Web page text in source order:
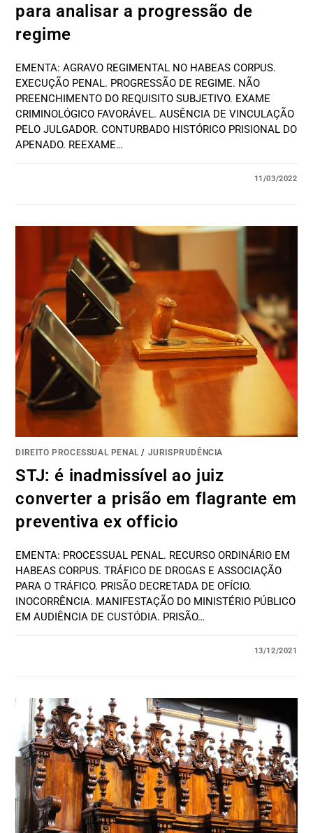
para analisar a progressão de
regime
EMENTA: AGRAVO REGIMENTAL NO HABEAS CORPUS.
EXECUÇÃO PENAL. PROGRESSÃO DE REGIME. NÃO
PREENCHIMENTO DO REQUISITO SUBJETIVO. EXAME
CRIMINOLÓGICO FAVORÁVEL. AUSÊNCIA DE VINCULAÇÃO
PELO JULGADOR. CONTURBADO HISTÓRICO PRISIONAL DO
APENADO. REEXAME…
11/03/2022
DIREITO PROCESSUAL PENAL/ JURISPRUDÊNCIA
STJ: é inadmissível ao juiz
converter a prisão em flagrante em
preventiva ex officio
EMENTA: PROCESSUAL PENAL. RECURSO ORDINÁRIO EM
HABEAS CORPUS. TRÁFICO DE DROGAS E ASSOCIAÇÃO
PARA O TRÁFICO. PRISÃO DECRETADA DE OFÍCIO.
INOCORRÊNCIA. MANIFESTAÇÃO DO MINISTÉRIO PÚBLICO
EM AUDIÊNCIA DE CUSTÓDIA. PRISÃO…
13/12/2021